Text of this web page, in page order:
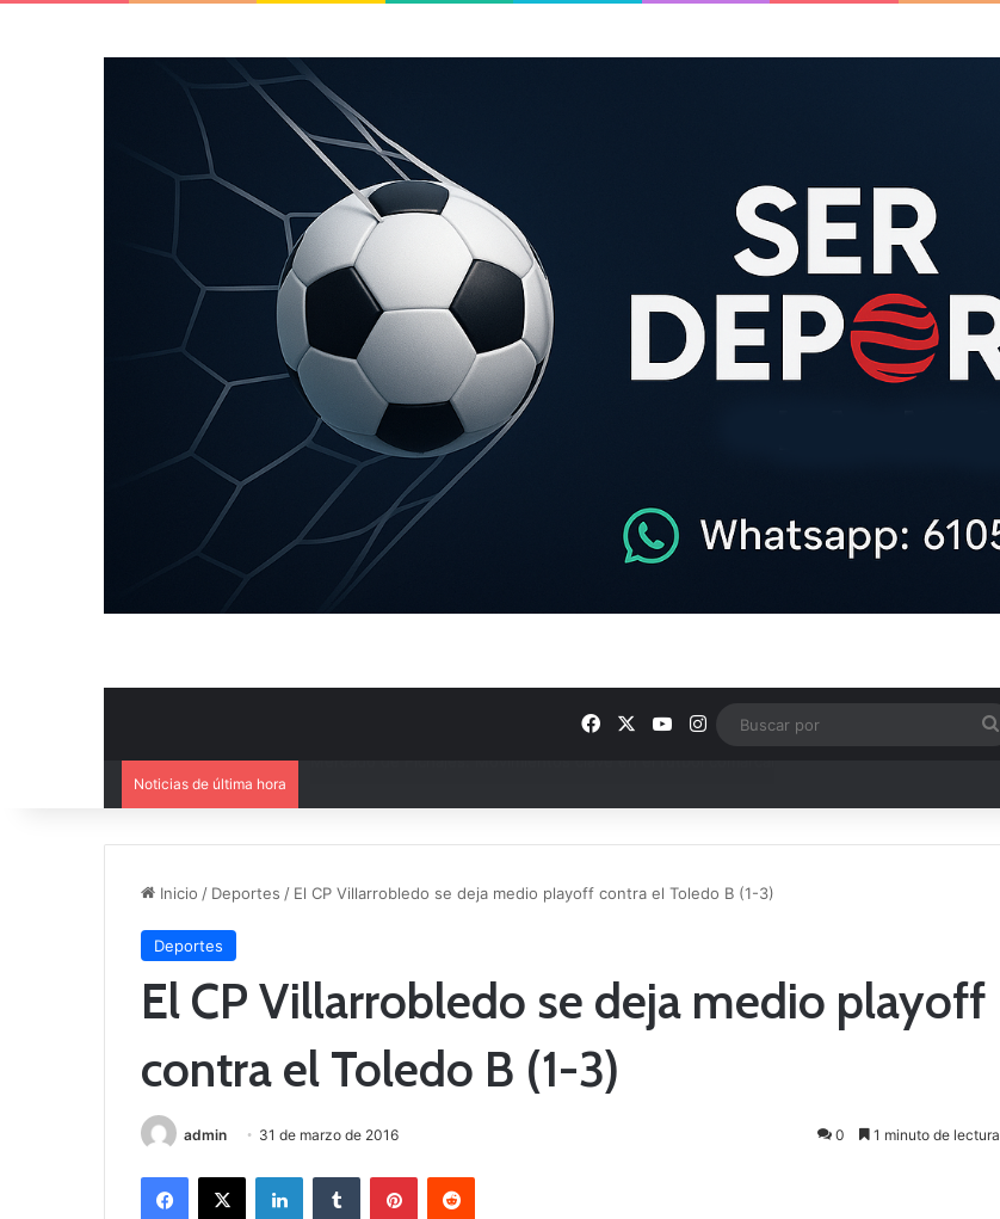
FacebookYouTube
Instagram
Noticias de última hora
Inicio / Deportes / El CP Villarrobledo se deja medio playoff contra el Toledo B (1-3)
Deportes
El CP Villarrobledo se deja medio playoff
contra el Toledo B (1-3)
admin 31 de marzo de 2016 0 1 minuto de lectura